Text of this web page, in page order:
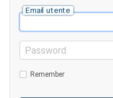
Email utente
Password
Remember